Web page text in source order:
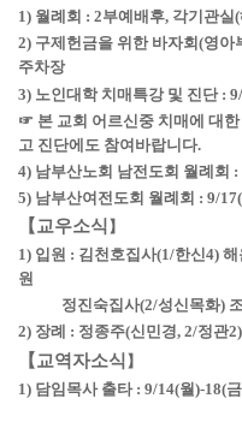
1) 월례회 : 2부예배후, 각기관실
2) 구제헌금을 위한 바자회(영아
주차장
3) 노인대학 치매특강 및 진단 :
☞ 본 교회 어르신중 치매에 대
고 진단에도 참여바랍니다.
4) 남부산노회 남전도회 월례회
5) 남부산여전도회 월례회 : 9/
【교우소식 】
1) 입원 : 김천호집사(1/한신4)
원
정진숙집사(2/성신목화) 조
2) 장례 : 정종주(신민경, 2/정관
【교역자소식 】
1) 담임목사 출타 : 9/14(월)-18(